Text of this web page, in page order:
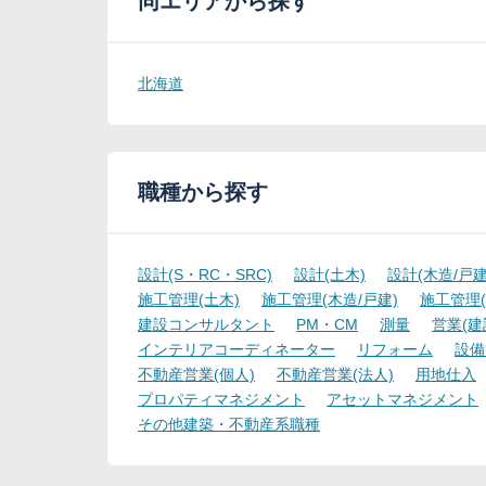
北海道
職種から探す
設計(S・RC・SRC) 設計(土木)
設計(木造/戸
施工管理(土木)
施工管理(木造/戸建)
施工管理
建設コンサルタント
PM・CM 測量
営業(
インテリアコーディネーター
リフォーム
設
不動産営業(個人)
不動産営業(法人)
用地仕入
プロパティマネジメント
アセットマネジメント
その他建築・不動産系職種